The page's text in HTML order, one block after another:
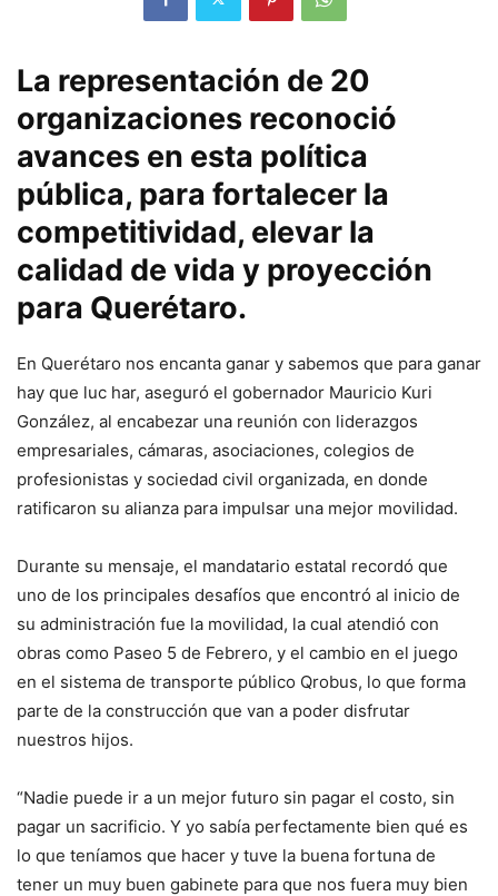
La representación de 20
organizaciones reconoció
avances en esta política
pública, para fortalecer la
competitividad, elevar la
calidad de vida y proyección
para Querétaro.
En Querétaro nos encanta ganar y sabemos que para ganar
hay que luc har, aseguró el gobernador Mauricio Kuri
González, al encabezar una reunión con liderazgos
empresariales, cámaras, asociaciones, colegios de
profesionistas y sociedad civil organizada, en donde
ratificaron su alianza para impulsar una mejor movilidad.
Durante su mensaje, el mandatario estatal recordó que
uno de los principales desafíos que encontró al inicio de
su administración fue la movilidad, la cual atendió con
obras como Paseo 5 de Febrero, y el cambio en el juego
en el sistema de transporte público Qrobus, lo que forma
parte de la construcción que van a poder disfrutar
nuestros hijos.
“Nadie puede ir a un mejor futuro sin pagar el costo, sin
pagar un sacrificio. Y yo sabía perfectamente bien qué es
lo que teníamos que hacer y tuve la buena fortuna de
tener un muy buen gabinete para que nos fuera muy bien